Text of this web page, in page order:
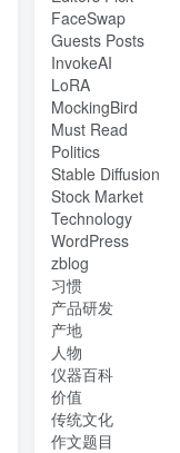
FaceSwap
Guests Posts
InvokeAI
LoRA
MockingBird
Must Read
Politics
Stable Diffusion
Stock Market
Technology
WordPress
zblog
习惯
产品研发
产地
人物
仪器百科
价值
传统文化
作文题目